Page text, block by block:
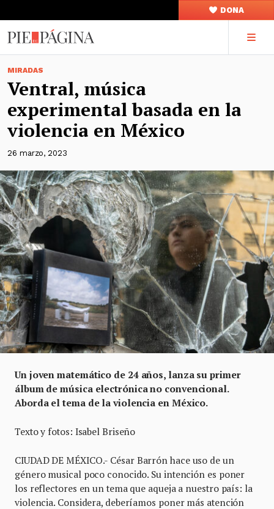
DONA
MIRADAS
Ventral, música
experimental basada en la
violencia en México
26 marzo, 2023
Un joven matemático de 24 años, lanza su primer
álbum de música electrónica no convencional.
Aborda el tema de la violencia en México.
Texto y fotos: Isabel Briseño
CIUDAD DE MÉXICO.- César Barrón hace uso de un
género musical poco conocido. Su intención es poner
los reflectores en un tema que aqueja a nuestro país: la
violencia. Considera, deberíamos poner más atención